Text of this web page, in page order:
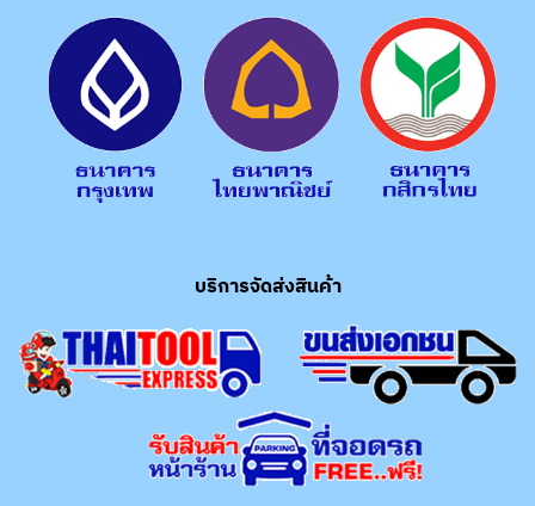
บริการจัดส่งสินค้า